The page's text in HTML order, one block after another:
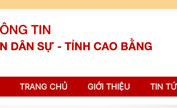
TRANG CHỦ GIỚI THIỆU TIN